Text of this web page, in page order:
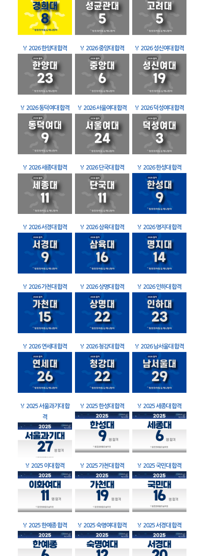
🏅 2026 한양대 합격 🏅 2026 중앙대 합격 🏅 2026 성신여대 합격
🏅 2026 동덕여대 합격 🏅 2026 서울여대 합격 🏅 2026 덕성여대 합격
🏅 2026 세종대 합격 🏅 2026 단국대 합격 🏅 2026 한성대 합격
🏅 2026 서경대 합격 🏅 2026 삼육대 합격 🏅 2026 명지대 합격
🏅 2026 가천대 합격 🏅 2026 상명대 합격 🏅 2026 인하대 합격
🏅 2026 연세대 합격 🏅 2026 청강대 합격 🏅 2026 남서울대 합격
🏅 2025 서울과기대 합
격
🏅 2025 한성대 합격 🏅 2025 세종대 합격
🏅 2025 이대 합격 🏅 2025 가천대 합격 🏅 2025 국민대 합격
🏅 2025 한예종 합격 🏅 2025 숙명여대 합격 🏅 2025 서경대 합격